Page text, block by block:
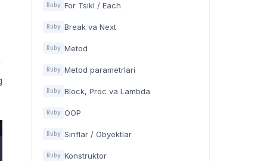
Ruby For Tsikl / Each
Ruby Break va Next
Ruby Metod
Ruby Metod parametrlari
Ruby Block, Proc va Lambda
Ruby OOP
Ruby Sinflar / Obyektlar
Ruby Konstruktor